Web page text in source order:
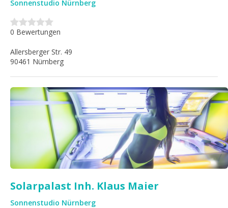
Sonnenstudio Nürnberg
Allersberger Str. 49
90461 Nürnberg
0 Bewertungen
Solarpalast Inh. Klaus Maier
Sonnenstudio Nürnberg